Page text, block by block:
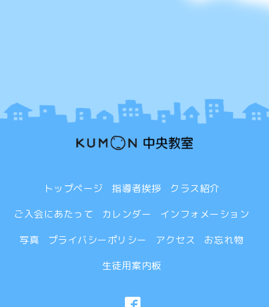
トップページ 指導者挨拶
クラス紹介
ご入会にあたって
カレンダー
インフォメーション
写真
プライバシーポリシー アクセス
お忘れ物
生徒用案内板